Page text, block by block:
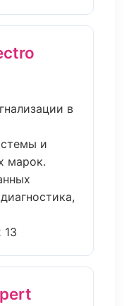
в
и
марок.
13